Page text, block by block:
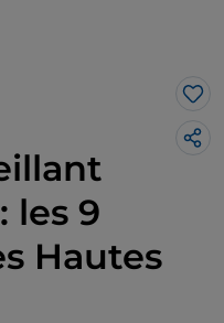
les 9
Hautes